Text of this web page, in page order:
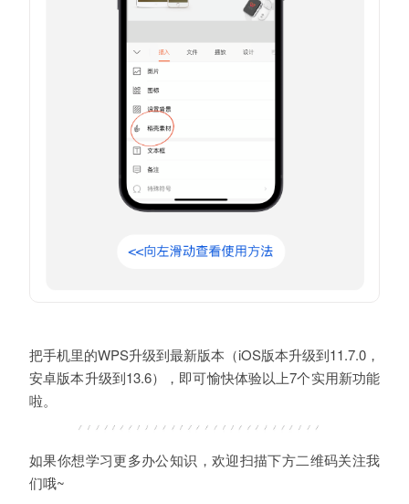
把手机里的WPS升级到最新版本（iOS版本升级到11.7.0，
安卓版本升级到13.6），即可愉快体验以上7个实用新功能
啦。
如果你想学习更多办公知识，欢迎扫描下方二维码关注我
们哦~